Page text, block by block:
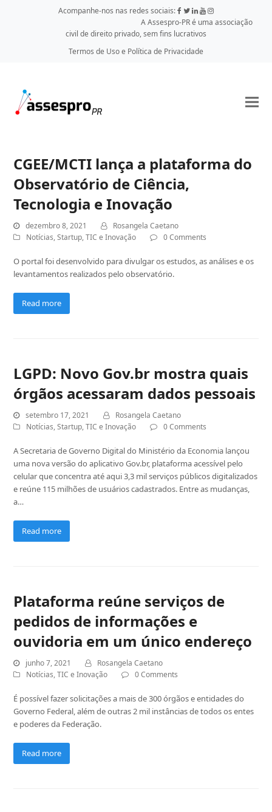
Acompanhe-nos nas redes sociais:
A Assespro-PR é uma associação
civil de direito privado, sem fins lucrativos
Termos de Uso e Política de Privacidade
CGEE/MCTI lança a plataforma do
Observatório de Ciência,
Tecnologia e Inovação
dezembro 8, 2021
Rosangela Caetano
Notícias,Startup,TIC e Inovação 0 Comments
O portal foi desenvolvido para divulgar os estudos, as análises e os
levantamentos realizados pelo observatório.
Read more
LGPD: Novo Gov.br mostra quais
órgãos acessaram dados pessoais
setembro 17, 2021
Rosangela Caetano
Notícias,Startup,TIC e Inovação 0 Comments
A Secretaria de Governo Digital do Ministério da Economia lançou
uma nova versão do aplicativo Gov.br, plataforma acessível pelo
celular que concentra até aqui 3,3 mil serviços públicos digitalizados
e reúne 115 milhões de usuários cadastrados. Entre as mudanças,
a…
Read more
Plataforma reúne serviços de
pedidos de informações e
ouvidoria em um único endereço
junho 7, 2021
Rosangela Caetano
Notícias,TIC e Inovação 0 Comments
É possível fazer solicitações a mais de 300 órgãos e entidades do
Governo Federal, além de outras 2 mil instâncias de todos os entes
e poderes da Federação.
Read more